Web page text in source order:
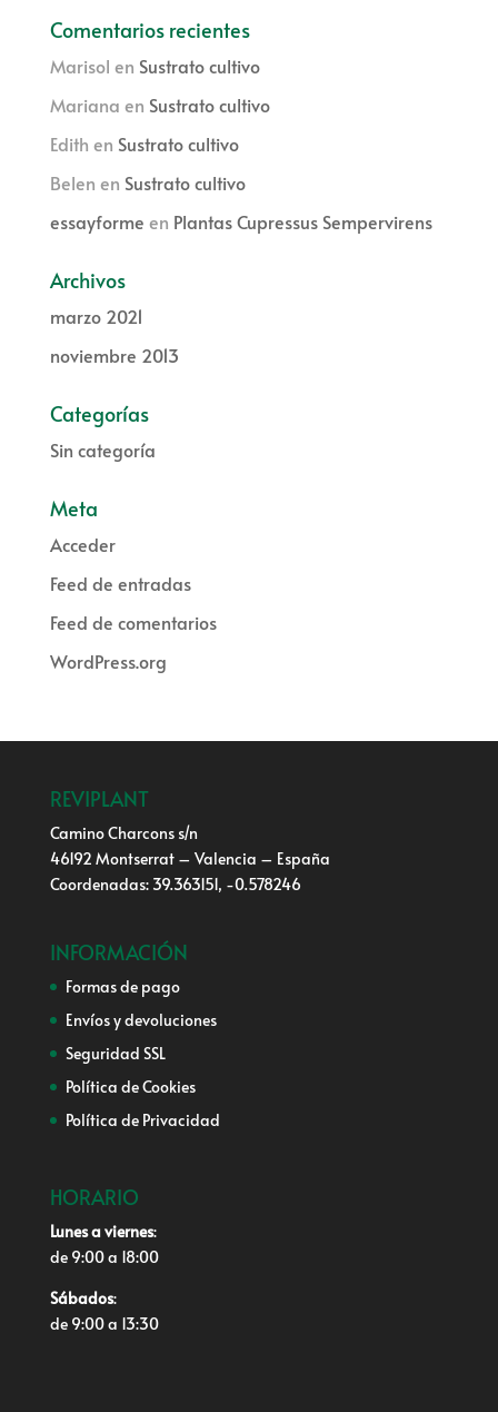
Comentarios recientes
Marisol en Sustrato cultivo
Mariana en Sustrato cultivo
Edith en Sustrato cultivo
Belen en Sustrato cultivo
essayforme en Plantas Cupressus Sempervirens
Archivos
marzo 2021
noviembre 2013
Categorías
Sin categoría
Meta
Acceder
Feed de entradas
Feed de comentarios
WordPress.org
REVIPLANT
Camino Charcons s/n
46192 Montserrat – Valencia – España
Coordenadas: 39.363151, -0.578246
INFORMACIÓN
Formas de pago
Envíos y devoluciones
Seguridad SSL
Política de Cookies
Política de Privacidad
HORARIO
Lunes a viernes:
de 9:00 a 18:00
Sábados:
de 9:00 a 13:30